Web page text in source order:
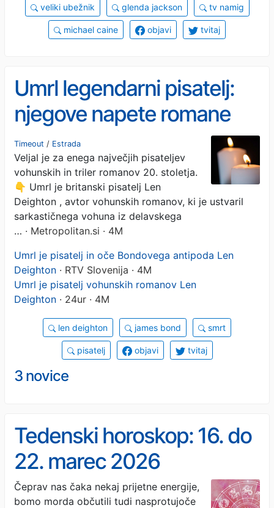
veliki ubežnik glenda jackson tv namig
michael caine objavi tvitaj
Umrl legendarni pisatelj:
njegove napete romane
zelo radi beremo tudi
Slovenci
Timeout / Estrada
Veljal je za enega največjih pisateljev
vohunskih in triler romanov 20. stoletja.
👇 Umrl je britanski pisatelj Len
Deighton , avtor vohunskih romanov, ki je ustvaril
sarkastičnega vohuna iz delavskega
… · Metropolitan.si · 4M
Umrl je pisatelj in oče Bondovega antipoda Len
Deighton · RTV Slovenija · 4M
Umrl je pisatelj vohunskih romanov Len
Deighton · 24ur · 4M
len deighton james bond smrt
pisatelj objavi tvitaj
3 novice
Tedenski horoskop: 16. do
22. marec 2026
Čeprav nas čaka nekaj prijetne energije,
bomo morda občutili tudi nasprotujoče